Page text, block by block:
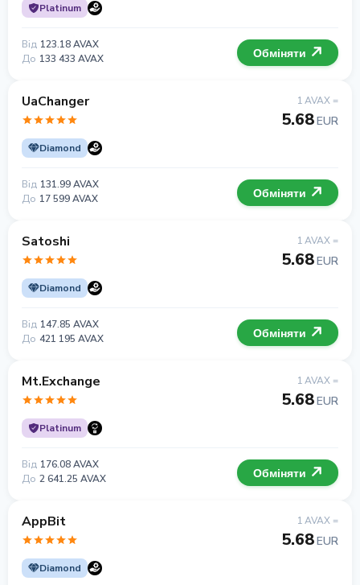
Platinum
Від 123.18 AVAX
До 133 433 AVAX Обміняти
UaChanger
Diamond
1 AVAX =
5.68EUR
Від 131.99 AVAX
До 17 599 AVAX Обміняти
Satoshi
Diamond
1 AVAX =
5.68EUR
Від 147.85 AVAX
До 421 195 AVAX Обміняти
Mt.Exchange
Platinum
1 AVAX =
5.68EUR
Від 176.08 AVAX
До 2 641.25 AVAX Обміняти
AppBit
Diamond
1 AVAX =
5.68EUR